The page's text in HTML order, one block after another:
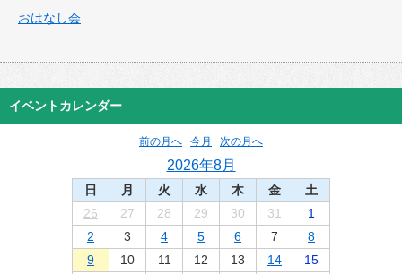
おはなし会
イベントカレンダー
前の月へ 今月 次の月へ
2026年8月
日 月 火 水 木 金
土
26
27 28 29 30 31
1
2
3 4 5 6 7
8
9
10 11 12 13 14
15